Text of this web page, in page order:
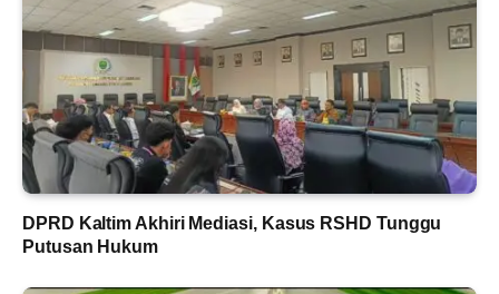
DPRD Kaltim Akhiri Mediasi, Kasus RSHD Tunggu
Putusan Hukum